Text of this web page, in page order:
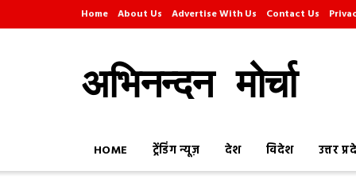
Home About Us Advertise With Us Contact Us
अभिनन्दन मोर्चा
HOME ट्रेंडिंग न्यूज़ देश विदेश उत्तर